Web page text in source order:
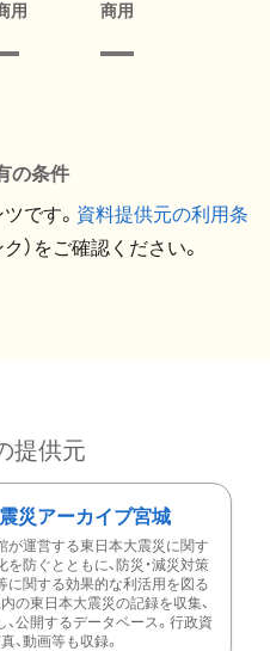
用 商用
の条件
です。 資料提供元の利用条
）をご確認ください。
提供元
災アーカイブ宮城
が運営する東日本大震災に関す
を防ぐとともに、防災・減災対策
に関する効果的な利活用を図る
内の東日本大震災の記録を収集、
、公開するデータベース。行政資
、動画等も収録。